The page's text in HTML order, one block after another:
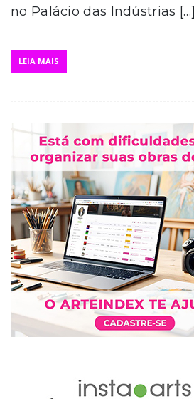
no Palácio das Indústrias […]
LEIA MAIS